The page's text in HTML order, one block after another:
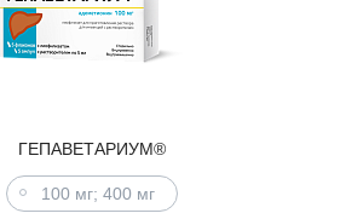
ГЕПАВЕТАРИУМ®
100 мг; 400 мг